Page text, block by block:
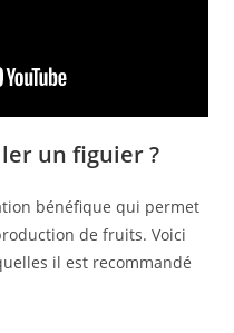
un figuier ?
bénéfique qui permet
de fruits. Voici
il est recommandé